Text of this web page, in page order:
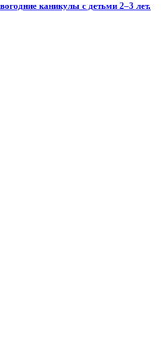
каникулы с детьми 2–3 лет.